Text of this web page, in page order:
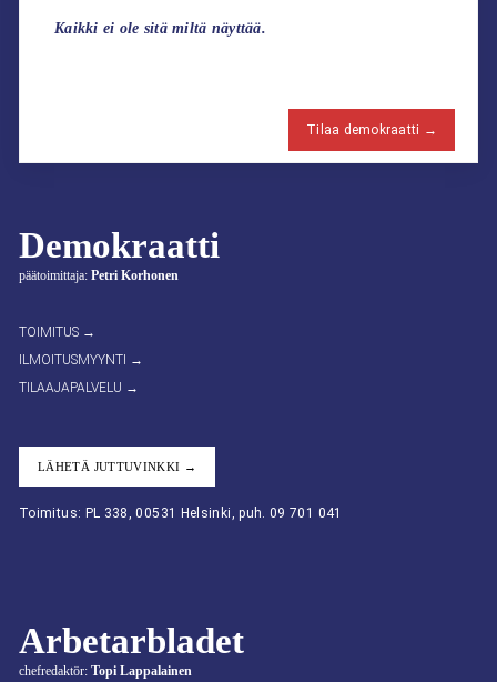
Demokraatti
päätoimittaja: Petri Korhonen
TOIMITUS →
ILMOITUSMYYNTI →
TILAAJAPALVELU →
LÄHETÄ JUTTUVINKKI →
Toimitus: PL 338, 00531 Helsinki, puh. 09 701 041
Arbetarbladet
chefredaktör: Topi Lappalainen
Kaikki ei ole sitä miltä näyttää.
Tilaa demokraatti →